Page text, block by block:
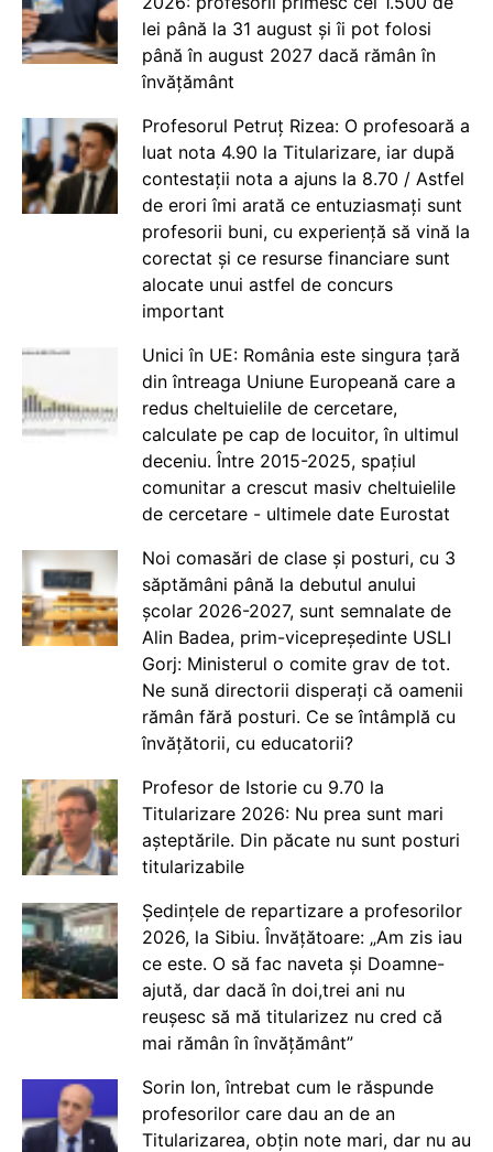
lei până la 31 august și îi pot folosi
până în august 2027 dacă rămân în
învățământ
Profesorul Petruț Rizea: O profesoară a
luat nota 4.90 la Titularizare, iar după
contestații nota a ajuns la 8.70 / Astfel
de erori îmi arată ce entuziasmați sunt
profesorii buni, cu experiență să vină la
corectat și ce resurse financiare sunt
alocate unui astfel de concurs
important
Unici în UE: România este singura țară
din întreaga Uniune Europeană care a
redus cheltuielile de cercetare,
calculate pe cap de locuitor, în ultimul
deceniu. Între 2015-2025, spațiul
comunitar a crescut masiv cheltuielile
de cercetare - ultimele date Eurostat
Noi comasări de clase și posturi, cu 3
săptămâni până la debutul anului
școlar 2026-2027, sunt semnalate de
Alin Badea, prim-vicepreședinte USLI
Gorj: Ministerul o comite grav de tot.
Ne sună directorii disperați că oamenii
rămân fără posturi. Ce se întâmplă cu
învățătorii, cu educatorii?
Profesor de Istorie cu 9.70 la
Titularizare 2026: Nu prea sunt mari
așteptările. Din păcate nu sunt posturi
titularizabile
Ședințele de repartizare a profesorilor
2026, la Sibiu. Învățătoare: „Am zis iau
ce este. O să fac naveta și Doamne-
ajută, dar dacă în doi,trei ani nu
reușesc să mă titularizez nu cred că
mai rămân în învățământ”
Sorin Ion, întrebat cum le răspunde
profesorilor care dau an de an
Titularizarea, obțin note mari, dar nu au